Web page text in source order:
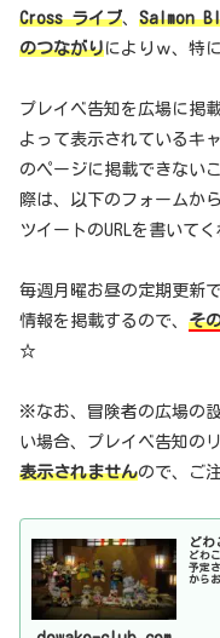
Cross ライブ、 Salmon
のつながりによりｗ、特
プレイベ告知を広場に掲
よって表示されているキ
のページに掲載できない
際は、以下のフォームか
ツイートのURLを書いて
毎週月曜お昼の定期更新
情報を掲載するので、 そ
☆
※なお、冒険者の広場の設
い場合、プレイベ告知の
表示されませんので、ご
どわ
どわ
予定
から